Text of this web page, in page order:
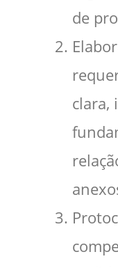
de
clara,